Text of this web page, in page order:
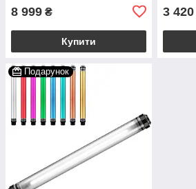
8 999 ₴
Купити
3 420
Подарунок